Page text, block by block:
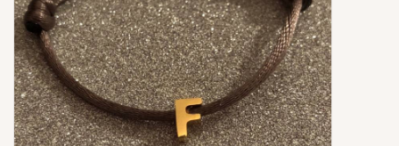
Super Sale
New In
Special Satijn Koord